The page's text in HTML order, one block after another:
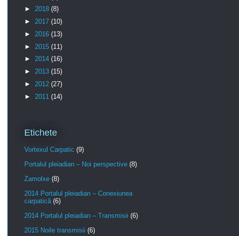
► 2018 (8)
► 2017 (10)
► 2016 (13)
► 2015 (11)
► 2014 (16)
► 2013 (15)
► 2012 (27)
► 2011 (14)
Etichete
Vortexul Carpatic (9)
Portalul pleiadian – Noi perspective (8)
Zamolxe (8)
2014 Portalul pleiadian – Conexiunea
carpatică (6)
2014 Portalul pleiadian – Transmisii (6)
2015 Noile transmisii (6)